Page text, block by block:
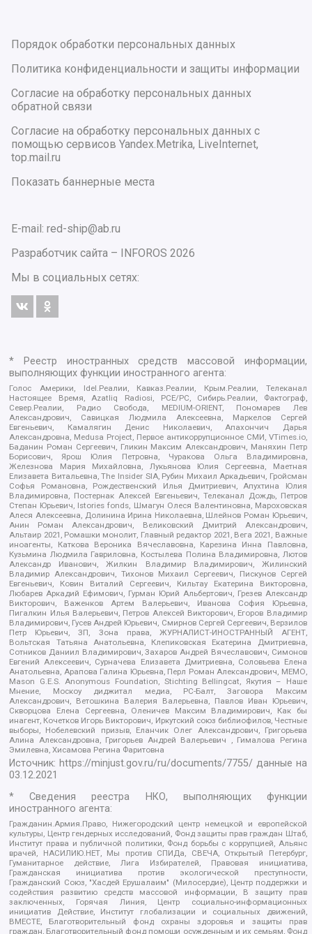
Порядок обработки персональных данных
Политика конфиденциальности и защиты информации
Согласие на обработку персональных данных
обратной связи
Согласие на обработку персональных данных с
помощью сервисов Yandex.Metrika, LiveInternet,
top.mail.ru
Показать баннерные места
E-mail: red-ship@ab.ru
Разработчик сайта –
INFOROS 2026
Мы в социальных сетях:
* Реестр иностранных средств массовой информации,
выполняющих функции иностранного агента:
Голос Америки, Idel.Реалии, Кавказ.Реалии, Крым.Реалии, Телеканал
Настоящее Время, Azatliq Radiosi, PCE/PC, Сибирь.Реалии, Фактограф,
Север.Реалии, Радио Свобода, MEDIUM-ORIENT, Пономарев Лев
Александрович, Савицкая Людмила Алексеевна, Маркелов Сергей
Евгеньевич, Камалягин Денис Николаевич, Апахончич Дарья
Александровна, Medusa Project, Первое антикоррупционное СМИ, VTimes.io,
Баданин Роман Сергеевич, Гликин Максим Александрович, Маняхин Петр
Борисович, Ярош Юлия Петровна, Чуракова Ольга Владимировна,
Железнова Мария Михайловна, Лукьянова Юлия Сергеевна, Маетная
Елизавета Витальевна, The Insider SIA, Рубин Михаил Аркадьевич, Гройсман
Софья Романовна, Рождественский Илья Дмитриевич, Апухтина Юлия
Владимировна, Постернак Алексей Евгеньевич, Телеканал Дождь, Петров
Степан Юрьевич, Istories fonds, Шмагун Олеся Валентиновна, Мароховская
Алеся Алексеевна, Долинина Ирина Николаевна, Шлейнов Роман Юрьевич,
Анин Роман Александрович, Великовский Дмитрий Александрович,
Альтаир 2021, Ромашки монолит, Главный редактор 2021, Вега 2021, Важные
иноагенты, Каткова Вероника Вячеславовна, Карезина Инна Павловна,
Кузьмина Людмила Гавриловна, Костылева Полина Владимировна, Лютов
Александр Иванович, Жилкин Владимир Владимирович, Жилинский
Владимир Александрович, Тихонов Михаил Сергеевич, Пискунов Сергей
Евгеньевич, Ковин Виталий Сергеевич, Кильтау Екатерина Викторовна,
Любарев Аркадий Ефимович, Гурман Юрий Альбертович, Грезев Александр
Викторович, Важенков Артем Валерьевич, Иванова София Юрьевна,
Пигалкин Илья Валерьевич, Петров Алексей Викторович, Егоров Владимир
Владимирович, Гусев Андрей Юрьевич, Смирнов Сергей Сергеевич, Верзилов
Петр Юрьевич, ЗП, Зона права, ЖУРНАЛИСТ-ИНОСТРАННЫЙ АГЕНТ,
Вольтская Татьяна Анатольевна, Клепиковская Екатерина Дмитриевна,
Сотников Даниил Владимирович, Захаров Андрей Вячеславович, Симонов
Евгений Алексеевич, Сурначева Елизавета Дмитриевна, Соловьева Елена
Анатольевна, Арапова Галина Юрьевна, Перл Роман Александрович, МЕМО,
Mason G.E.S. Anonymous Foundation, Stichting Bellingcat, Якутия – Наше
Мнение, Москоу диджитал медиа, РС-Балт, Заговора Максим
Александрович, Ветошкина Валерия Валерьевна, Павлов Иван Юрьевич,
Скворцова Елена Сергеевна, Оленичев Максим Владимирович, Как бы
инагент, Кочетков Игорь Викторович, Иркутский союз библиофилов, Честные
выборы, Нобелевский призыв, Еланчик Олег Александрович, Григорьева
Алина Александровна, Григорьев Андрей Валерьевич , Гималова Регина
Эмилевна, Хисамова Регина Фаритовна
Источник: https://minjust.gov.ru/ru/documents/7755/ данные на
03.12.2021
* Сведения реестра НКО, выполняющих функции
иностранного агента:
Гражданин.Армия.Право, Нижегородский центр немецкой и европейской
культуры, Центр гендерных исследований, Фонд защиты прав граждан Штаб,
Институт права и публичной политики, Фонд борьбы с коррупцией, Альянс
врачей, НАСИЛИЮ.НЕТ, Мы против СПИДа, СВЕЧА, Открытый Петербург,
Гуманитарное действие, Лига Избирателей, Правовая инициатива,
Гражданская инициатива против экологической преступности,
Гражданский Союз, "Хасдей Ерушалаим" (Милосердие), Центр поддержки и
содействия развитию средств массовой информации, В защиту прав
заключенных, Горячая Линия, Центр социально-информационных
инициатив Действие, Институт глобализации и социальных движений,
ВМЕСТЕ, Благотворительный фонд охраны здоровья и защиты прав
граждан, Благотворительный фонд помощи осужденным и их семьям, Фонд